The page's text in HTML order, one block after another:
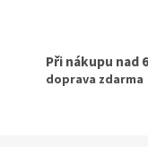
Při nákupu nad
doprava zdarma